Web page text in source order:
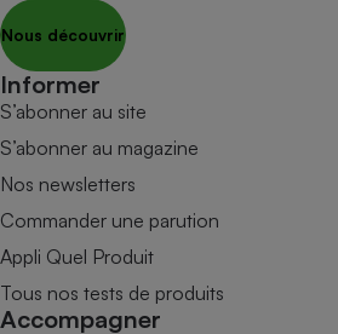
Nous découvrir
Informer
S’abonner au site
S’abonner au magazine
Nos newsletters
Commander une parution
Appli Quel Produit
Tous nos tests de produits
Accompagner